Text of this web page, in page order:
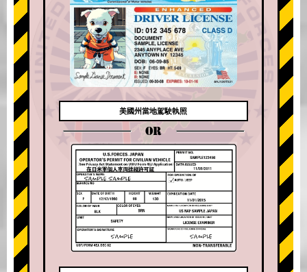
美國州當地駕駛執照
OR